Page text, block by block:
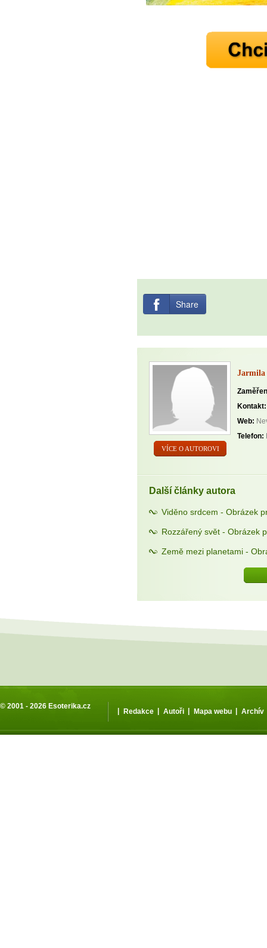
Share
VÍCE O AUTOROVI
Jarmila
Kontakt:
Web:
Telefon:
Další články autora
Viděno srdcem - Obrázek
Rozzářený svět - Obrázek
Země mezi planetami -
© 2001 - 2026 Esoterika.cz
| Redakce | Autoři | Mapa webu | Archív